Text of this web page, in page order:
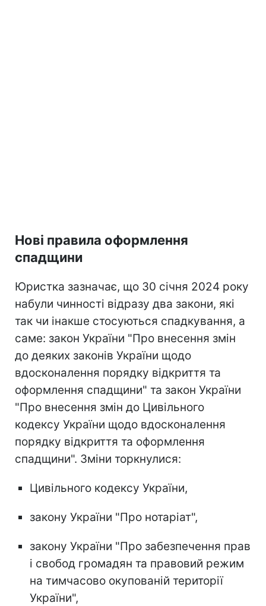
Нові правила оформлення
спадщини
Юристка зазначає, що 30 січня 2024 року
набули чинності відразу два закони, які
так чи інакше стосуються спадкування, а
саме: закон України "Про внесення змін
до деяких законів України щодо
вдосконалення порядку відкриття та
оформлення спадщини" та закон України
"Про внесення змін до Цивільного
кодексу України щодо вдосконалення
порядку відкриття та оформлення
спадщини". Зміни торкнулися:
Цивільного кодексу України,
закону України "Про нотаріат",
закону України "Про забезпечення прав
і свобод громадян та правовий режим
на тимчасово окупованій території
України",